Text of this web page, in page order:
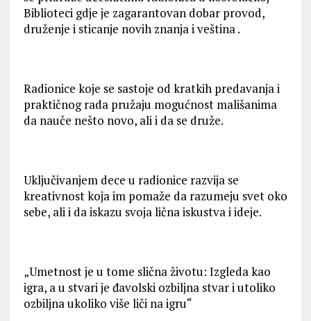
Biblioteci gdje je zagarantovan dobar provod,
druženje i sticanje novih znanja i veština .
Radionice koje se sastoje od kratkih predavanja i
praktičnog rada pružaju mogućnost mališanima
da nauče nešto novo, ali i da se druže.
Uključivanjem dece u radionice razvija se
kreativnost koja im pomaže da razumeju svet oko
sebe, ali i da iskazu svoja lična iskustva i ideje.
„Umetnost je u tome slična životu: Izgleda kao
igra, a u stvari je đavolski ozbiljna stvar i utoliko
ozbiljna ukoliko više liči na igru“